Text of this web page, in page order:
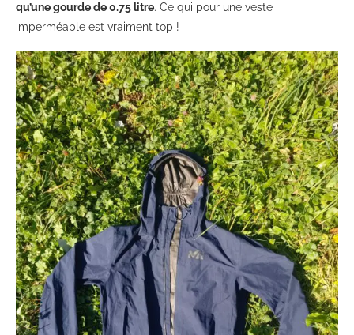
qu’une gourde de 0.75 litre. Ce qui pour une veste
imperméable est vraiment top !